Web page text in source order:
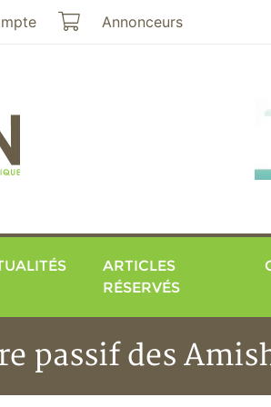
Mon panier
Annonceurs
ARTICLES
RÉSERVÉS
passif des